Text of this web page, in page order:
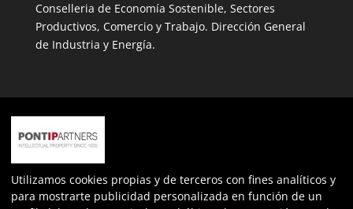
Conselleria de Economía Sostenible, Sectores
Productivos, Comercio y Trabajo. Dirección General
de Industria y Energía.
Más información sobre la ayuda
nº de expediente: ECOVUL/2023/487/46
Utilizamos cookies propias y de terceros con fines analíticos y
para mostrarte publicidad personalizada en función de un